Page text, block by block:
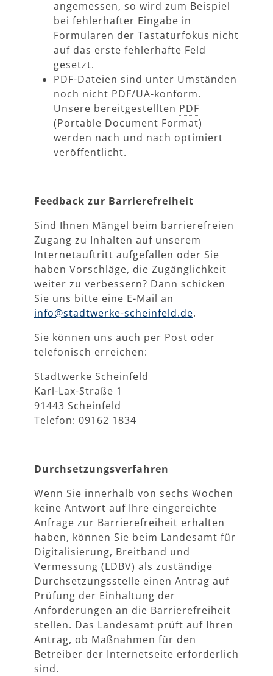
angemessen, so wird zum Beispiel
bei fehlerhafter Eingabe in
Formularen der Tastaturfokus nicht
auf das erste fehlerhafte Feld
gesetzt.
PDF-Dateien sind unter Umständen
noch nicht PDF/UA-konform.
Unsere bereitgestellten PDF
werden nach und nach optimiert
veröffentlicht.
Feedback zur Barrierefreiheit
Sind Ihnen Mängel beim barrierefreien
Zugang zu Inhalten auf unserem
Internetauftritt aufgefallen oder Sie
haben Vorschläge, die Zugänglichkeit
weiter zu verbessern? Dann schicken
Sie uns bitte eine E-Mail an
info@stadtwerke-scheinfeld.de.
Sie können uns auch per Post oder
telefonisch erreichen:
Stadtwerke Scheinfeld
Karl-Lax-Straße 1
91443 Scheinfeld
Telefon: 09162 1834
Durchsetzungsverfahren
Wenn Sie innerhalb von sechs Wochen
keine Antwort auf Ihre eingereichte
Anfrage zur Barrierefreiheit erhalten
haben, können Sie beim Landesamt für
Digitalisierung, Breitband und
Vermessung (LDBV) als zuständige
Durchsetzungsstelle einen Antrag auf
Prüfung der Einhaltung der
Anforderungen an die Barrierefreiheit
stellen. Das Landesamt prüft auf Ihren
Antrag, ob Maßnahmen für den
Betreiber der Internetseite erforderlich
sind.